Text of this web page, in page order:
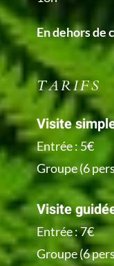
En dehors de
TARIFS
Visite
Entrée : 5€
Groupe (6
Visite
Entrée : 7€
Groupe (6